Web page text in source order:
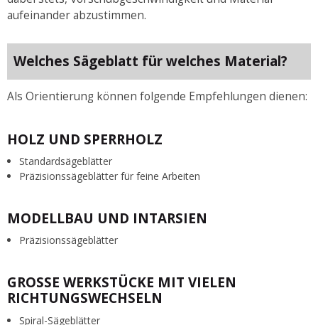
aufeinander abzustimmen.
Welches Sägeblatt für welches Material?
Als Orientierung können folgende Empfehlungen dienen:
HOLZ UND SPERRHOLZ
Standardsägeblätter
Präzisionssägeblätter für feine Arbeiten
MODELLBAU UND INTARSIEN
Präzisionssägeblätter
GROSSE WERKSTÜCKE MIT VIELEN R
ICHTUNGSWECHSELN
Spiral-Sägeblätter